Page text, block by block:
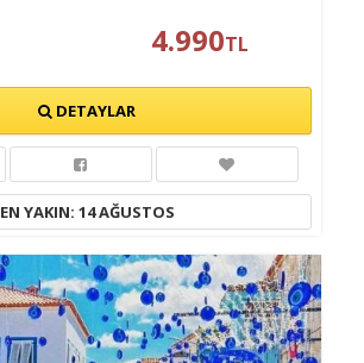
4.990TL
DETAYLAR
EN YAKIN: 14 AĞUSTOS